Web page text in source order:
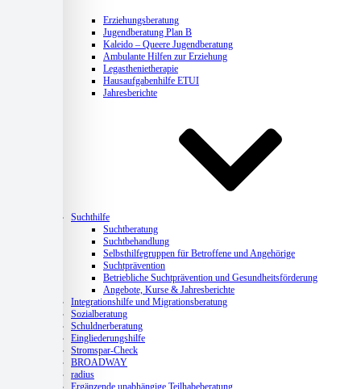
Erziehungsberatung
Jugendberatung Plan B
Kaleido – Queere Jugendberatung
Ambulante Hilfen zur Erziehung
Legasthenietherapie
Hausaufgabenhilfe ETUI
Jahresberichte
Suchthilfe
Suchtberatung
Suchtbehandlung
Selbsthilfegruppen für Betroffene und Angehörige
Suchtprävention
Betriebliche Suchtprävention und Gesundheitsförderung
Angebote, Kurse & Jahresberichte
Integrationshilfe und Migrationsberatung
Sozialberatung
Schuldnerberatung
Eingliederungshilfe
Stromspar-Check
BROADWAY
radius